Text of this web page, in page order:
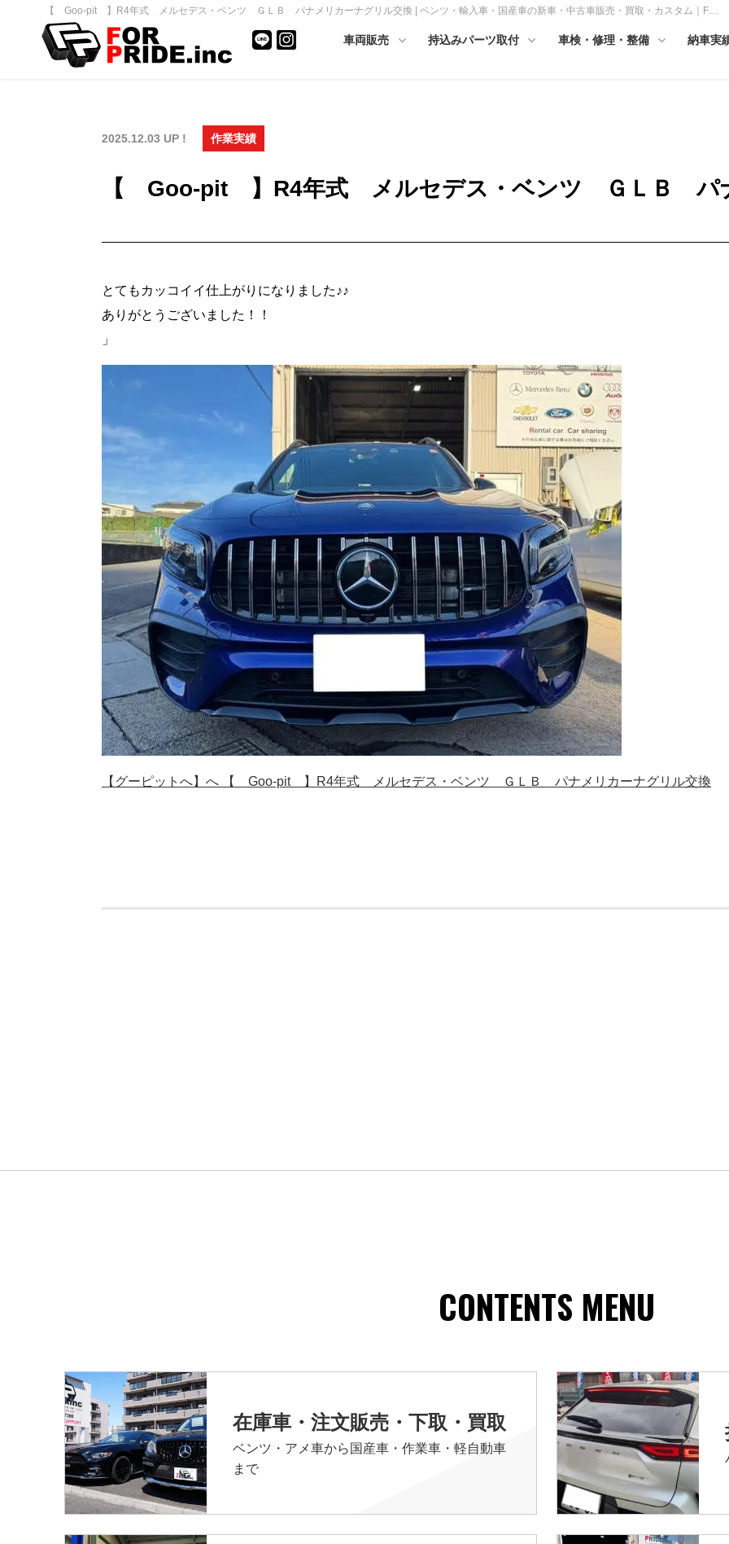
【 Goo-pit 】R4年式 メルセデス・ベンツ ＧＬＢ パナメリカーナグリル交換 | ベンツ・輸入車・国産車の新車・中古車販売・買取・カスタム｜F…
車両販売 持込みパーツ取付 車検・修理・整備 納車実
2025.12.03 UP ! 作業実績
【 Goo-pit 】R4年式 メルセデス・ベンツ ＧＬＢ パ
とてもカッコイイ仕上がりになりました♪♪
ありがとうございました！！
」
【グーピットへ】へ 【 Goo-pit 】R4年式 メルセデス・ベンツ ＧＬＢ パナメリカーナグリル交換
CONTENTS MENU
在庫車・注文販売・下取・買取
ベンツ・アメ車から国産車・作業車・軽自動車
まで